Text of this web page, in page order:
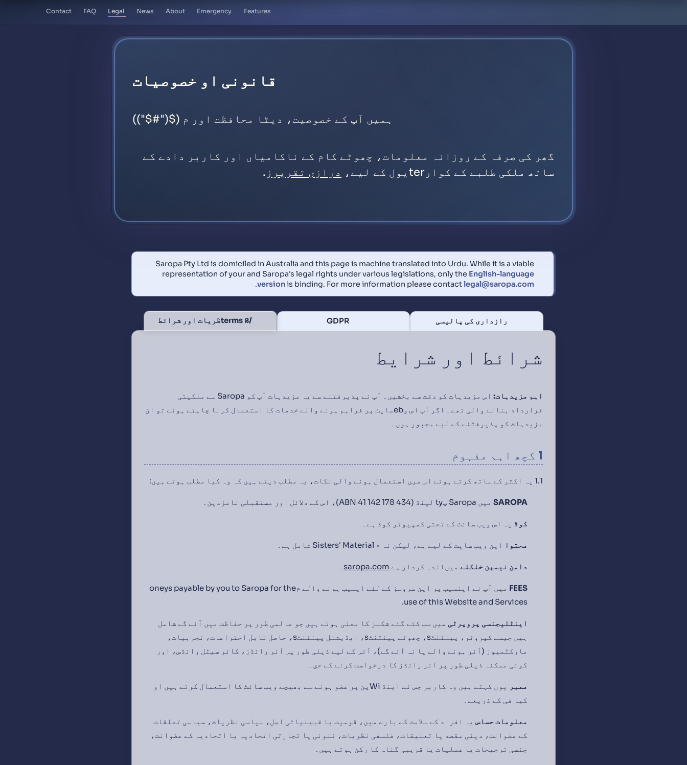
Features
Emergency
About
News
Legal
FAQ
Contact
قانونی او خصوصیات
ہمیں آپ کے خصوصیت، دیٹا محافظت اور م ($("#$"))
گھر کی صرفہ کے روزانہ معلومات، چھوٹے کام کے ناکامیاں اور کاربر دادے کے
ساتھ ملکی طلبے کے کوارterیول کے لیے،
درازی تقریرز .
Saropa Pty Ltd is domiciled in Australia and this page is machine translated into Urdu. While it is a viable
representation of your and Saropa's legal rights under various legislations, only the English-language
versionis binding. For more information please contactlegal@saropa.com
.
رازداری کی پالیسی GDPR /terms នظریات اور شرائط
شرائط اور شرایط
اہم مزیدہات:
اس مزیدہات کو دقت سے بخشیں۔ آپ نے پذیرفتنے سے یہ مزیدہات آپ کو Saropa سے ملکیتی
قرارداد بنانے والی تھے۔ اگر آپ اس وebسایٹ پر فراہم ہونے والے خدمات کا استعمال کرنا چاہتے ہوئے تو ان
مزیدہات کو پذیرفتنے کے لیے مجبور ہوں۔
1 کچھ اہم مفہوم
1.1 یہ اکثر کے ساتھ کرتے ہوئے اس میں استعمال ہونے والی نکات، یہ مطلب دیتے ہیں کہ وہ کیا مطلب ہوتے ہیں:
SAROPA میں Saropa پty لیٹڈ (ABN 41 142 178 434)، اس کے دلائل اور مستقبلی نامزدین۔
کوڈ یہ اس ویب سائٹ کے تحتی کمپیوٹر کوڈ ہے۔
محتوا این ویب سایت کے لیے ہے، لیکن نہ م Sisters' Material شامل ہے۔
دامن نیمېن خلکلے میںاندہ کردار ہے saropa.com ۔
FEES
میں آپ نے اینسیب پر این سروسز کے لئے ایسیب ہونے والے مoneys payable by you to Saropa for the
use of this Website and Services.
اینٹلیجنسی پروپرٹی میں سب کئے گئے شکلز کا معنی ہوتے ہیں جو عالمی طور پر حفاظت میں آئے گے شامل
ہیں جیسے کپروٹر، پینٹنٹs، چھوٹے پینٹنٹs، ایڈیشنل پینٹنٹs، حاصل قابل اختراعات، تجربیات،
مارکٹمیوز (آئر ہونے والے یا نہ آئے گے)، آئر کے لیے ذیلی طور پر آئر رائڈز، کائر سیٹل رائڈس، اور
کوئی ممکنہ ذیلی طور پر آئر رائڈز کا درخواست کرنے کے حق۔
ممبر
یوں کہتے ہیں وہ کاربر جس نے اینڈ Wiپن پر عضو ہونے سے بھیچے ویب سائٹ کا استعمال کرتے ہیں او
کیا فی کے ذریعے۔
معلومات حساس یہ افراد کے سلامت کے بارے میں، قومیت یا قبیلیاتی اصل، سیاسی نظریات، سیاسی تعلقات
کے عضوانت، دینی مقصد یا تعلیقات، فلسفی نظریات، فنونی یا تجارتی اتحادیہ یا اتحادیہ کے عضوانت،
جنسی ترجیحات یا عملیات یا قریبی گناہ کا رکن ہوتے ہیں۔